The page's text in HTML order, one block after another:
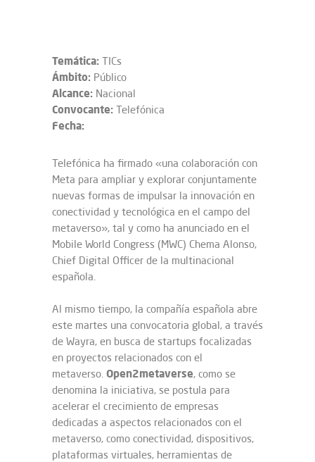
Temática: TICs
Ámbito: Público
Alcance: Nacional
Convocante: Telefónica
Fecha:
Telefónica ha firmado «una colaboración con
Meta para ampliar y explorar conjuntamente
nuevas formas de impulsar la innovación en
conectividad y tecnológica en el campo del
metaverso», tal y como ha anunciado en el
Mobile World Congress (MWC) Chema Alonso,
Chief Digital Officer de la multinacional
española.
Al mismo tiempo, la compañía española abre
este martes una convocatoria global, a través
de Wayra, en busca de startups focalizadas
en proyectos relacionados con el
metaverso. Open2metaverse, como se
denomina la iniciativa, se postula para
acelerar el crecimiento de empresas
dedicadas a aspectos relacionados con el
metaverso, como conectividad, dispositivos,
plataformas virtuales, herramientas de